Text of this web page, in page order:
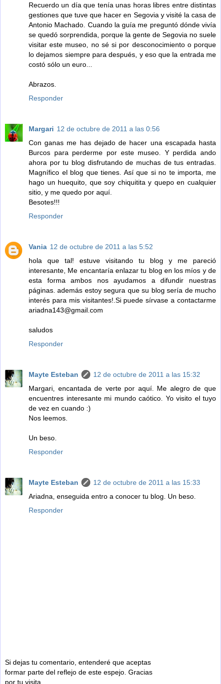
Recuerdo un día que tenía unas horas libres entre distintas
gestiones que tuve que hacer en Segovia y visité la casa de
Antonio Machado. Cuando la guía me preguntó dónde vivía
se quedó sorprendida, porque la gente de Segovia no suele
visitar este museo, no sé si por desconocimiento o porque
lo dejamos siempre para después, y eso que la entrada me
costó sólo un euro...
Abrazos.
Responder
Margari 12 de octubre de 2011 a las 0:56
Con ganas me has dejado de hacer una escapada hasta
Burcos para perderme por este museo. Y perdida ando
ahora por tu blog disfrutando de muchas de tus entradas.
Magnífico el blog que tienes. Así que si no te importa, me
hago un huequito, que soy chiquitita y quepo en cualquier
sitio, y me quedo por aquí.
Besotes!!!
Responder
Vania 12 de octubre de 2011 a las 5:52
hola que tal! estuve visitando tu blog y me pareció
interesante, Me encantaría enlazar tu blog en los míos y de
esta forma ambos nos ayudamos a difundir nuestras
páginas. además estoy segura que su blog sería de mucho
interés para mis visitantes!.Si puede sírvase a contactarme
ariadna143@gmail.com
saludos
Responder
Mayte Esteban
12 de octubre de 2011 a las 15:32
Margari, encantada de verte por aquí. Me alegro de que
encuentres interesante mi mundo caótico. Yo visito el tuyo
de vez en cuando :)
Nos leemos.
Un beso.
Responder
Mayte Esteban
12 de octubre de 2011 a las 15:33
Ariadna, enseguida entro a conocer tu blog. Un beso.
Responder
Si dejas tu comentario, entenderé que aceptas
formar parte del reflejo de este espejo. Gracias
por tu visita.